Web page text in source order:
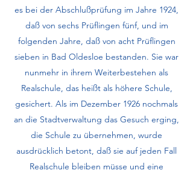
es bei der Abschlußprüfung im Jahre 1924,
daß von sechs Prüflin­gen fünf, und im
folgenden Jahre, daß von acht Prüflingen
sieben in Bad Oldesloe bestanden. Sie war
nunmehr in ihrem Weiterbestehen als
Realschule, das heißt als höhere Schule,
gesichert. Als im Dezember 1926 nochmals
an die Stadtverwaltung das Gesuch erging,
die Schule zu übernehmen, wurde
ausdrücklich betont, daß sie auf jeden Fall
Realschule bleiben müsse und eine